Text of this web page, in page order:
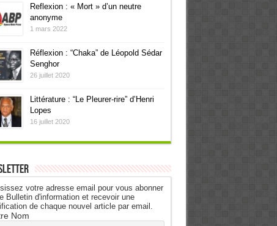
Reflexion : « Mort » d’un neutre
anonyme
1 mars 2022
Réflexion : “Chaka” de Léopold Sédar
Senghor
26 juillet 2020
Littérature : “Le Pleurer-rire” d’Henri
Lopes
16 juillet 2020
votre adresse email pour vous abonner
Bulletin d'information et recevoir une
de chaque nouvel article par email.
Nom